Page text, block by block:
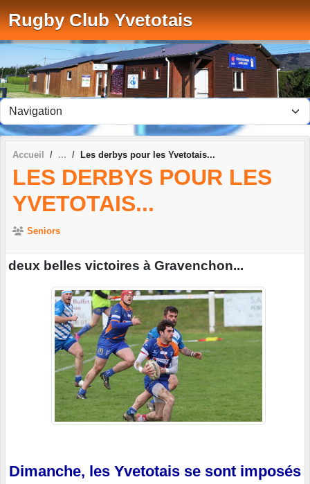
Rugby Club Yvetotais
Accueil Les derbys pour les Yvetotais...
LES DERBYS POUR LES
YVETOTAIS...
Seniors
deux belles victoires à Gravenchon...
Dimanche, les Yvetotais se sont imposés